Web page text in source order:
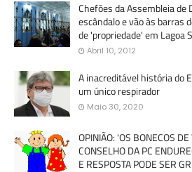
Chefões da Assembleia de
escândalo e vão às barras
de 'propriedade' em Lagoa
Abril 10, 2012
A inacreditável história do
um único respirador
Maio 30, 2020
OPINIÃO: 'OS BONECOS
CONSELHO DA PC
E RESPOSTA PODE SER